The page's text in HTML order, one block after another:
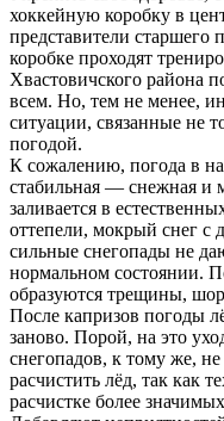
хоккейную коробку в
представители старшего
коробке проходят
Хвастовичского района
всем. Но, тем не менее,
ситуации, связанные не
погодой.
К сожалению, погода в
стабильная — снежная и
заливается в
оттепели, мокрый снег с
сильные снегопады не
нормальном состоянии.
образуются трещины,
После капризов погоды
заново. Порой, на это
снегопадов, к тому же, не
расчистить лёд, так как
расчистке более